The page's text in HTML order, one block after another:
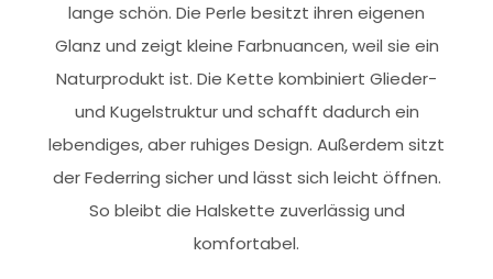
lange schön. Die Perle besitzt ihren eigenen
Glanz und zeigt kleine Farbnuancen, weil sie ein
Naturprodukt ist. Die Kette kombiniert Glieder-
und Kugelstruktur und schafft dadurch ein
lebendiges, aber ruhiges Design. Außerdem sitzt
der Federring sicher und lässt sich leicht öffnen.
So bleibt die Halskette zuverlässig und
komfortabel.